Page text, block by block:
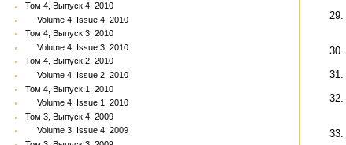
Том 4, Выпуск 4, 2010
Volume 4, Issue 4, 2010
Том 4, Выпуск 3, 2010
Volume 4, Issue 3, 2010
Том 4, Выпуск 2, 2010
Volume 4, Issue 2, 2010
Том 4, Выпуск 1, 2010
Volume 4, Issue 1, 2010
Том 3, Выпуск 4, 2009
Volume 3, Issue 4, 2009